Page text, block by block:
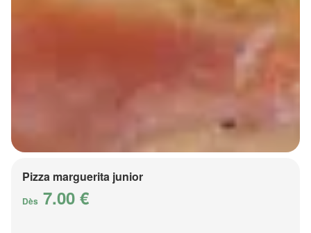
Pizza marguerita junior
Dès 7.00 €